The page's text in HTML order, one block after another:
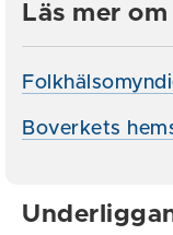
Läs mer
Boverkets